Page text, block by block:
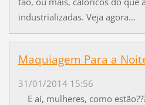
industrializadas. Veja agora...
Maquiagem Para a
31/01/2014 15:56
E aí, mulheres, como